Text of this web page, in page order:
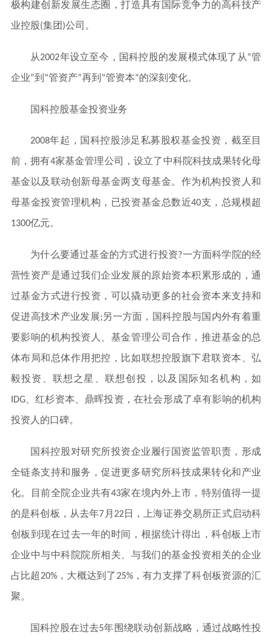
极构建创新发展生态圈，打造具有国际竞争力的高科技产
业控股(集团)公司。
从2002年设立至今，国科控股的发展模式体现了从“管
企业”到“管资产”再到“管资本”的深刻变化。
国科控股基金投资业务
2008年起，国科控股涉足私募股权基金投资，截至目
前，拥有4家基金管理公司，设立了中科院科技成果转化母
基金以及联动创新母基金两支母基金。作为机构投资人和
母基金投资管理机构，已投资基金总数近40支，总规模超
1300亿元。
为什么要通过基金的方式进行投资?一方面科学院的经
营性资产是通过我们企业发展的原始资本积累形成的，通
过基金方式进行投资，可以撬动更多的社会资本来支持和
促进高技术产业发展;另一方面，国科控股与国内外有着重
要影响的机构投资人、基金管理公司合作，推进基金的总
体布局和总体作用把控，比如联想控股旗下君联资本、弘
毅投资、联想之星、联想创投，以及国际知名机构，如
IDG、红杉资本、鼎晖投资，在社会形成了卓有影响的机构
投资人的口碑。
国科控股对研究所投资企业履行国资监管职责，形成
全链条支持和服务，促进更多研究所科技成果转化和产业
化。目前全院企业共有43家在境内外上市，特别值得一提
的是科创板，从去年7月22日，上海证券交易所正式启动科
创板到现在过去一年的时间，根据统计得出，科创板上市
企业中与中科院院所相关、与我们的基金投资相关的企业
占比超20%，大概达到了25%，有力支撑了科创板资源的汇
聚。
国科控股在过去5年围绕联动创新战略，通过战略性投